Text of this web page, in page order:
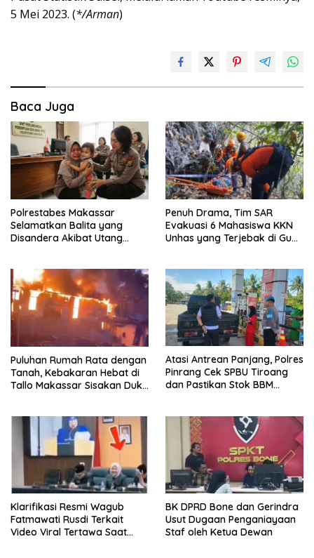
5 Mei 2023. (*/Arman)
Baca Juga
Polrestabes Makassar
Selamatkan Balita yang
Disandera Akibat Utang
Penuh Drama, Tim SAR
Evakuasi 6 Mahasiswa KKN
Unhas yang Terjebak di Gua
Puluhan Rumah Rata dengan
Tanah, Kebakaran Hebat di
Tallo Makassar Sisakan Duka
Atasi Antrean Panjang, Polres
Pinrang Cek SPBU Tiroang
dan Pastikan Stok BBM
Klarifikasi Resmi Wagub
Fatmawati Rusdi Terkait
Video Viral Tertawa Saat
BK DPRD Bone dan Gerindra
Usut Dugaan Penganiayaan
Staf oleh Ketua Dewan